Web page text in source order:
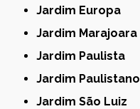
Jardim Europa
Jardim Marajoara
Jardim Paulista
Jardim Paulistano
Jardim São Luiz